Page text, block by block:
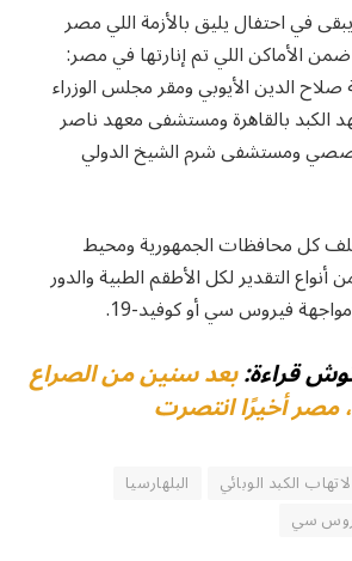
في احتفال يليق بالأزمة اللي مصر
الأماكن اللي تم إنارتها في مصر:
صلاح الدين الأيوبي ومقر مجلس الوزراء
الكبد بالقاهرة ومستشفى معهد ناصر
ومستشفى شرم الشيخ الدولي
كل محافظات الجمهورية ومحيط
التقدير لكل الأطقم الطبية والدور
فيروس سي أو كوفيد-19.
قراءة:بعد سنين من الصراع
أخيرًا انتصرت
الكبد الوبائي
البلهارسيا
سي